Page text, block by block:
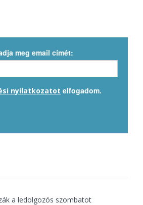
meg email címét:
nyilatkozatot elfogadom.
a ledolgozós szombatot